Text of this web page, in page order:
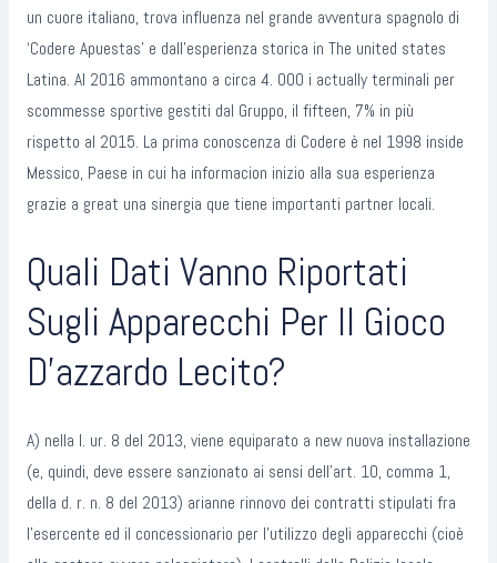
un cuore italiano, trova influenza nel grande avventura spagnolo di
‘Codere Apuestas’ e dall’esperienza storica in The united states
Latina. Al 2016 ammontano a circa 4. 000 i actually terminali per
scommesse sportive gestiti dal Gruppo, il fifteen, 7% in più
rispetto al 2015. La prima conoscenza di Codere è nel 1998 inside
Messico, Paese in cui ha informacion inizio alla sua esperienza
grazie a great una sinergia que tiene importanti partner locali.
Quali Dati Vanno Riportati
Sugli Apparecchi Per Il Gioco
D’azzardo Lecito?
A) nella l. ur. 8 del 2013, viene equiparato a new nuova installazione
(e, quindi, deve essere sanzionato ai sensi dell’art. 10, comma 1,
della d. r. n. 8 del 2013) arianne rinnovo dei contratti stipulati fra
l’esercente ed il concessionario per l’utilizzo degli apparecchi (cioè